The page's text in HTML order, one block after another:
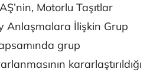
Motorlu Taşıtlar
Anlaşmalara İlişkin Grup
grup
kararlaştırıldığı